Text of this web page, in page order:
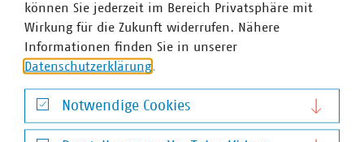
VKU-Bereiche
ENERGIEWIRTSCHAFTWASSER/ABWASSERDIGITALISIERUNG/TKABFALLWIRTSCHAFT
RECHT
können Sie jederzeit im Bereich Privatsphäre mit
Wirkung für die Zukunft widerrufen. Nähere
Informationen finden Sie in unserer
Datenschutzerklärung.
Notwendige Cookies
Notwendige Cookies